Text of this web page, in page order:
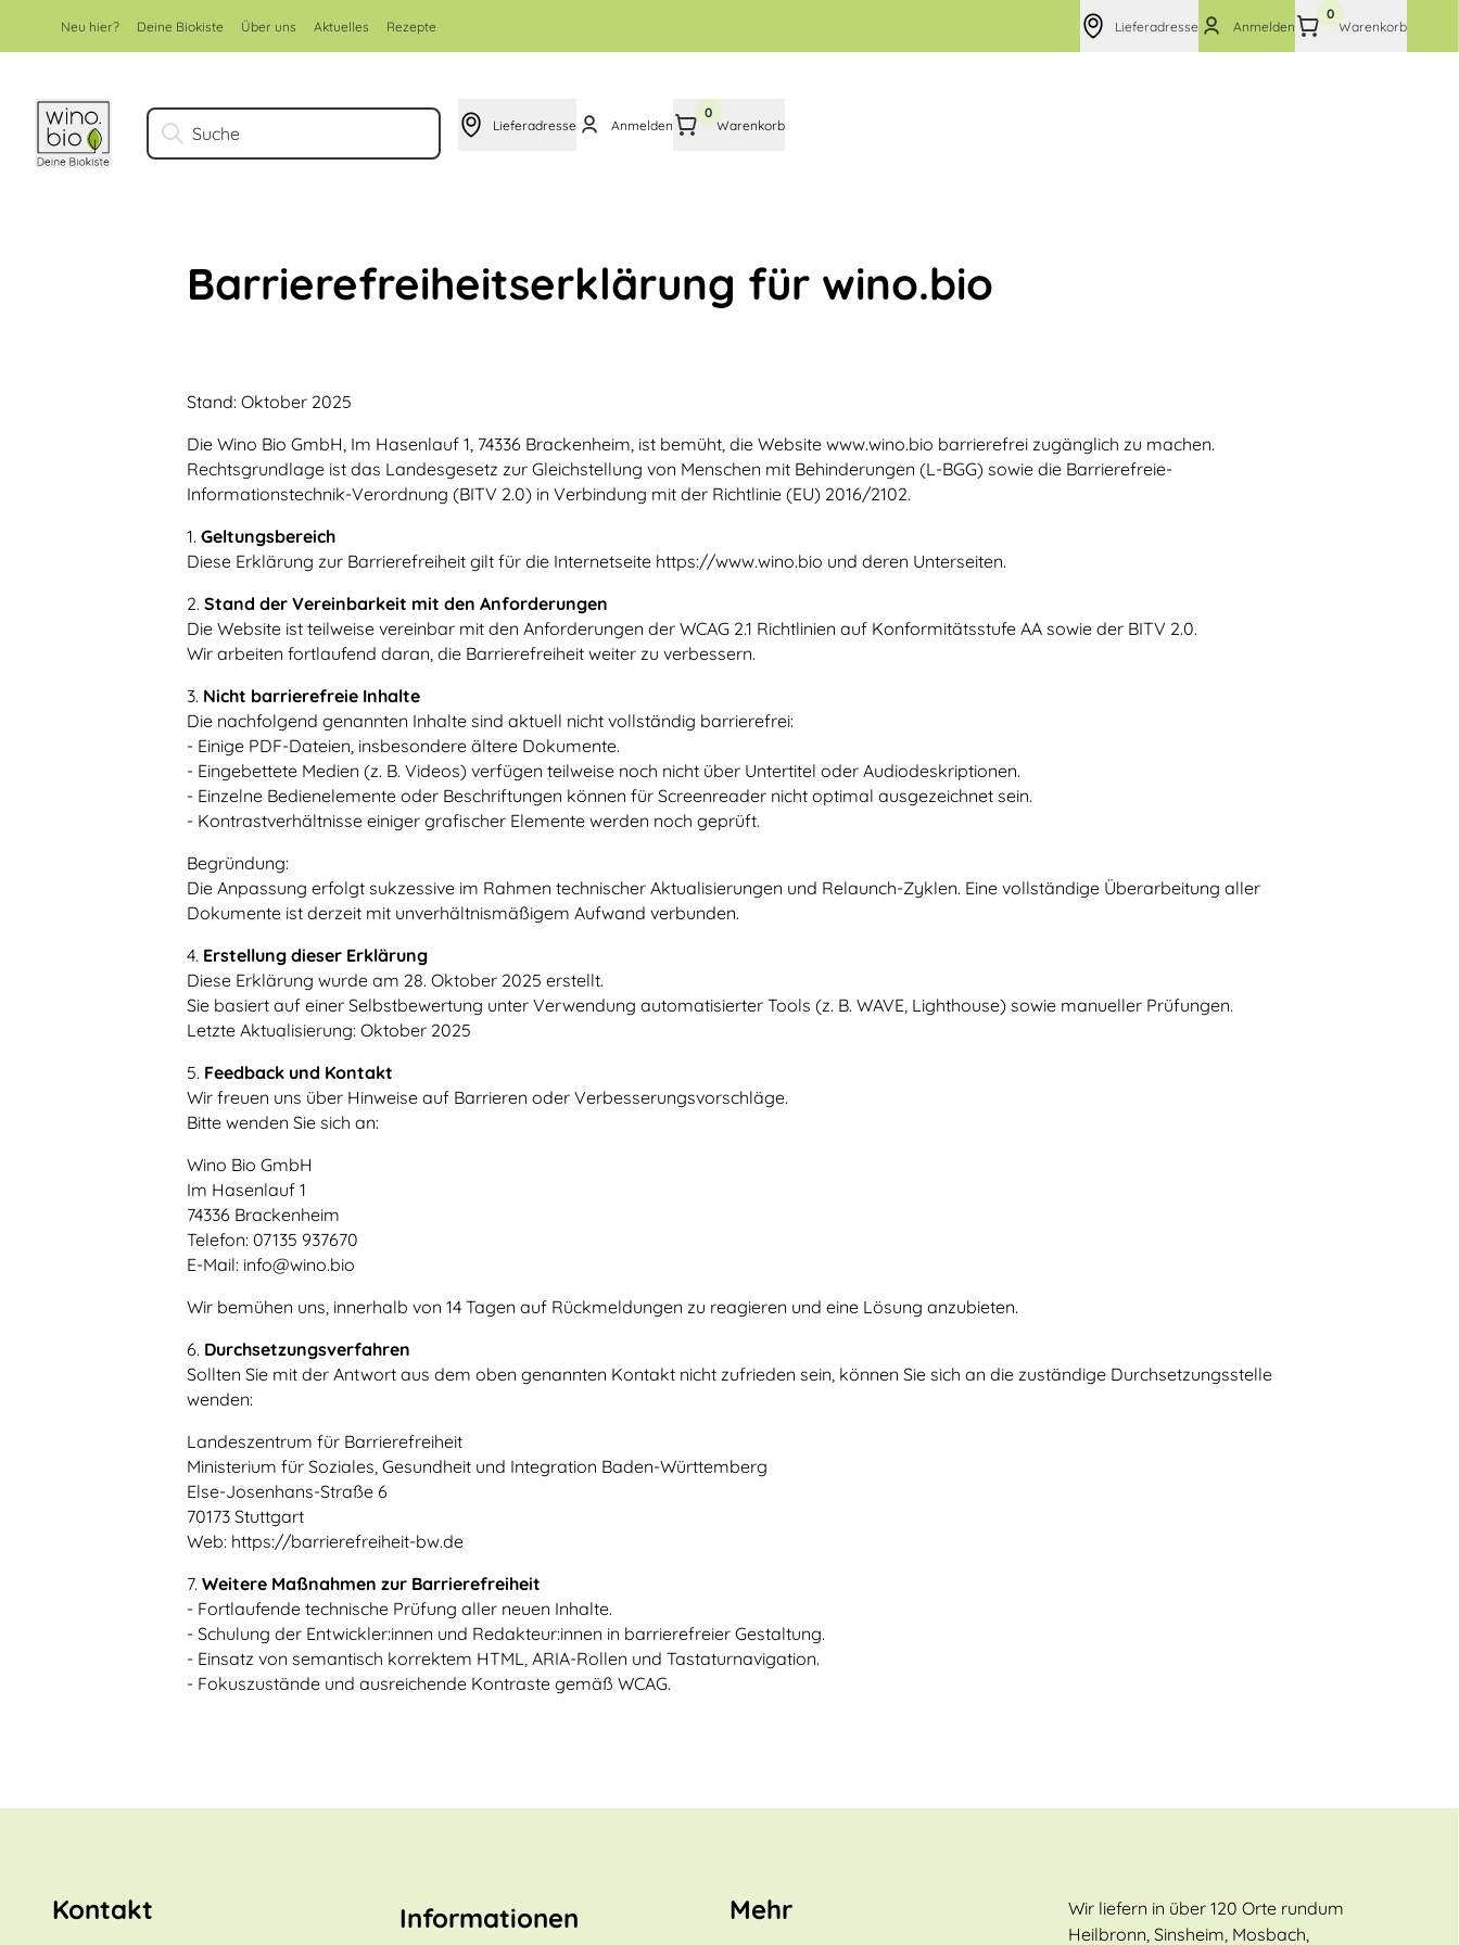
Neu hier? Deine Biokiste Über uns Aktuelles Rezepte Lieferadresse Anmelden
0
Warenkorb
Suche Lieferadresse Anmelden
0
Warenkorb
Barrierefreiheitserklärung für wino.bio
Stand: Oktober 2025
Die Wino Bio GmbH, Im Hasenlauf 1, 74336 Brackenheim, ist bemüht, die Website www.wino.bio barrierefrei zugänglich zu machen.
Rechtsgrundlage ist das Landesgesetz zur Gleichstellung von Menschen mit Behinderungen (L-BGG) sowie die Barrierefreie-
Informationstechnik-Verordnung (BITV 2.0) in Verbindung mit der Richtlinie (EU) 2016/2102.
1. Geltungsbereich
Diese Erklärung zur Barrierefreiheit gilt für die Internetseite https://www.wino.bio und deren Unterseiten.
2. Stand der Vereinbarkeit mit den Anforderungen
Die Website ist teilweise vereinbar mit den Anforderungen der WCAG 2.1 Richtlinien auf Konformitätsstufe AA sowie der BITV 2.0.
Wir arbeiten fortlaufend daran, die Barrierefreiheit weiter zu verbessern.
3. Nicht barrierefreie Inhalte
Die nachfolgend genannten Inhalte sind aktuell nicht vollständig barrierefrei:
- Einige PDF-Dateien, insbesondere ältere Dokumente.
- Eingebettete Medien (z. B. Videos) verfügen teilweise noch nicht über Untertitel oder Audiodeskriptionen.
- Einzelne Bedienelemente oder Beschriftungen können für Screenreader nicht optimal ausgezeichnet sein.
- Kontrastverhältnisse einiger grafischer Elemente werden noch geprüft.
Begründung:
Die Anpassung erfolgt sukzessive im Rahmen technischer Aktualisierungen und Relaunch-Zyklen. Eine vollständige Überarbeitung aller
Dokumente ist derzeit mit unverhältnismäßigem Aufwand verbunden.
4. Erstellung dieser Erklärung
Diese Erklärung wurde am 28. Oktober 2025 erstellt.
Sie basiert auf einer Selbstbewertung unter Verwendung automatisierter Tools (z. B. WAVE, Lighthouse) sowie manueller Prüfungen.
Letzte Aktualisierung: Oktober 2025
5. Feedback und Kontakt
Wir freuen uns über Hinweise auf Barrieren oder Verbesserungsvorschläge.
Bitte wenden Sie sich an:
Wino Bio GmbH
Im Hasenlauf 1
74336 Brackenheim
Telefon: 07135 937670
E-Mail: info@wino.bio
Wir bemühen uns, innerhalb von 14 Tagen auf Rückmeldungen zu reagieren und eine Lösung anzubieten.
6. Durchsetzungsverfahren
Sollten Sie mit der Antwort aus dem oben genannten Kontakt nicht zufrieden sein, können Sie sich an die zuständige Durchsetzungsstelle
wenden:
Landeszentrum für Barrierefreiheit
Ministerium für Soziales, Gesundheit und Integration Baden-Württemberg
Else-Josenhans-Straße 6
70173 Stuttgart
Web: https://barrierefreiheit-bw.de
7. Weitere Maßnahmen zur Barrierefreiheit
- Fortlaufende technische Prüfung aller neuen Inhalte.
- Schulung der Entwickler:innen und Redakteur:innen in barrierefreier Gestaltung.
- Einsatz von semantisch korrektem HTML, ARIA-Rollen und Tastaturnavigation.
- Fokuszustände und ausreichende Kontraste gemäß WCAG.
Kontakt Informationen Mehr
Wir liefern in über 120 Orte rundum
Heilbronn, Sinsheim, Mosbach,